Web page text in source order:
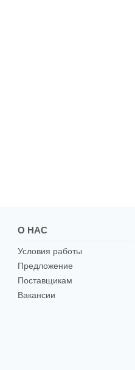
О НАС
Условия работы
Предложение
Поставщикам
Вакансии